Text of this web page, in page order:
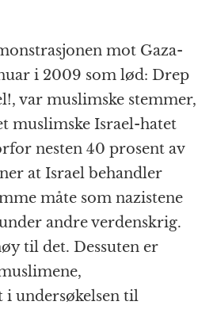
mot Gaza-
i 2009 som lød: Drep
var muslimske stemmer,
muslimske Israel-hatet
nesten 40 prosent av
at Israel behandler
måte som nazistene
andre verdenskrig.
til det. Dessuten er
i undersøkelsen til